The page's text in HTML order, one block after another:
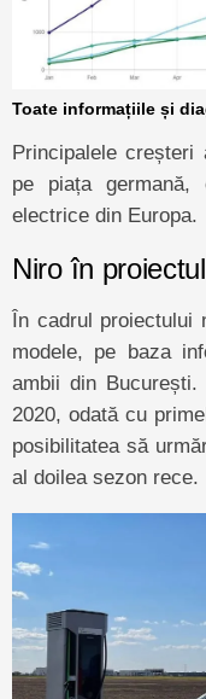
Toate informațiile și
Principalele
pe piața germană,
electrice din Europa.
Niro în
În cadrul proiectului
modele, pe baza
ambii din București.
2020, odată cu
posibilitatea să
al doilea sezon rece.